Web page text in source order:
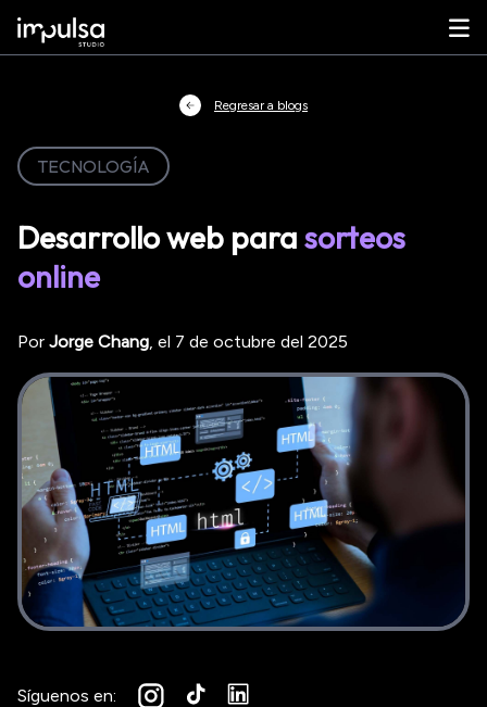
Regresar a blogs
TECNOLOGÍA
Desarrollo web para sorteos
online
Por Jorge Chang, el 7 de octubre del 2025
Síguenos en: